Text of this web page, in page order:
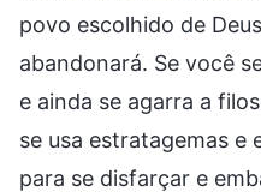
povo escolhido de
abandonará. Se você
e ainda se agarra a
se usa estratagemas e
para se disfarçar e